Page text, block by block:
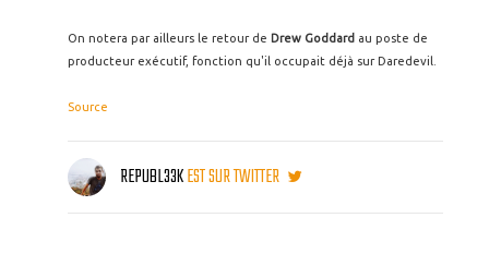
On notera par ailleurs le retour de Drew Goddard au poste de
producteur exécutif, fonction qu'il occupait déjà sur Daredevil.
Source
REPUBL33KEST SUR TWITTER